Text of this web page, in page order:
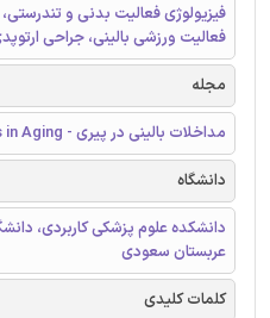
فیزیولوژی فعالیت بدنی و
فعالیت ورزشی بالینی، جراحی
مجله
مداخلات بالینی در پیری - Clinical Interventions in Aging
دانشگاه
دانشکده علوم پزشکی کاربردی،
عربستان سعودی
کلمات کلیدی